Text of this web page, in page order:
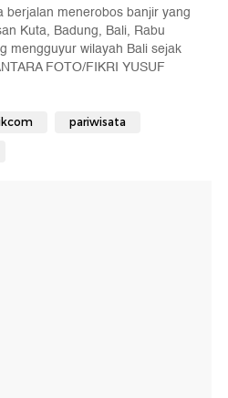
berjalan menerobos banjir yang
Kuta, Badung, Bali, Rabu
mengguyur wilayah Bali sejak
FOTO/FIKRI YUSUF
pariwisata